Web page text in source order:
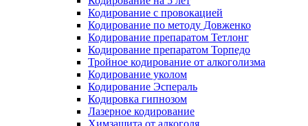
Кодирование с провокацией
Кодирование по методу Довженко
Кодирование препаратом Тетлонг
Кодирование препаратом Торпедо
Тройное кодирование от алкоголизма
Кодирование уколом
Кодирование Эспераль
Кодировка гипнозом
Лазерное кодирование